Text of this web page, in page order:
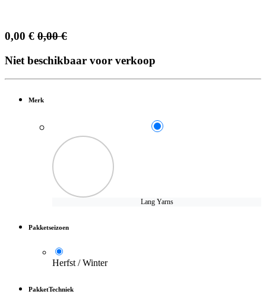
0,00 € 0,00€
Niet beschikbaar voor verkoop
Merk
Lang Yarns
Pakketseizoen
Herfst / Winter
PakketTechniek